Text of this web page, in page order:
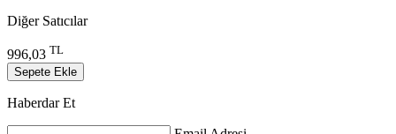
Diğer Satıcılar
996,03 TL
Sepete Ekle
Haberdar Et